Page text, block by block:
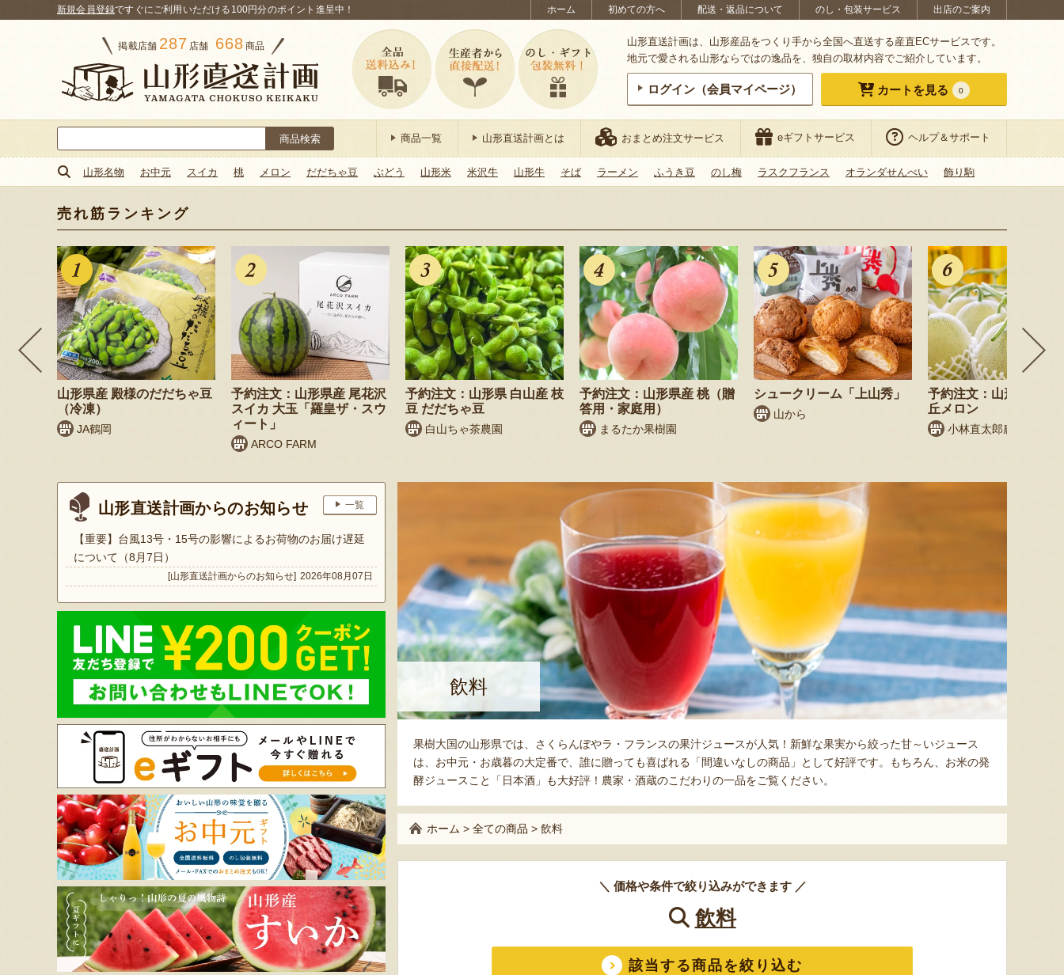
ホーム 初めての方へ 配送・返品について のし・包装サービス 出店のご案内
新規会員登録ですぐにご利用いただける100円分のポイント進呈中！
掲載店舗 287 店舗 668 商品
山形直送計画は、山形産品をつくり手から全国へ直送する産直ECサービスです。
地元で愛される山形ならではの逸品を、独自の取材内容でご紹介しています。
ログイン（会員マイページ） カートを見る 0
索:
商品一覧 山形直送計画とは おまとめ注文サービス eギフトサービス ヘルプ＆サポート
山形名物 お中元 スイカ 桃 メロン だだちゃ豆 ぶどう 山形米 米沢牛 山形牛 そば ラーメン ふうき豆 のし梅 ラスクフランス オランダせんべい 飾り駒
売れ筋ランキング
山形県産 殿様のだだちゃ豆
（冷凍）
JA鶴岡
予約注文：山形県産 尾花沢
スイカ 大玉「羅皇ザ・スウ
ィート」
ARCO FARM
予約注文：山形県 白山産 枝
豆 だだちゃ豆
白山ちゃ茶農園
予約注文：山形県産 桃（贈
答用・家庭用）
まるたか果樹園
シュークリーム「上山秀」
山から
予約注文：山形県産 庄
丘メロン
小林直太郎農園
山形直送計画からのお知らせ 一覧
【重要】台風13号・15号の影響によるお荷物のお届け遅延
について（8月7日）
[山形直送計画からのお知らせ] 2026年08月07日
飲料
果樹大国の山形県では、さくらんぼやラ・フランスの果汁ジュースが人気！新鮮な果実から絞った甘～いジュース
は、お中元・お歳暮の大定番で、誰に贈っても喜ばれる「間違いなしの商品」として好評です。もちろん、お米の発
酵ジュースこと「日本酒」も大好評！農家・酒蔵のこだわりの一品をご覧ください。
ホーム > 全ての商品 > 飲料
＼ 価格や条件で絞り込みができます ／
飲料
該当する商品を絞り込む